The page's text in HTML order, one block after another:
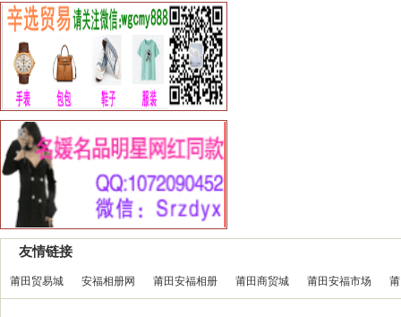
友情链接
莆田贸易城 安福相册网 莆田安福相册 莆田商贸城 莆田安福市场